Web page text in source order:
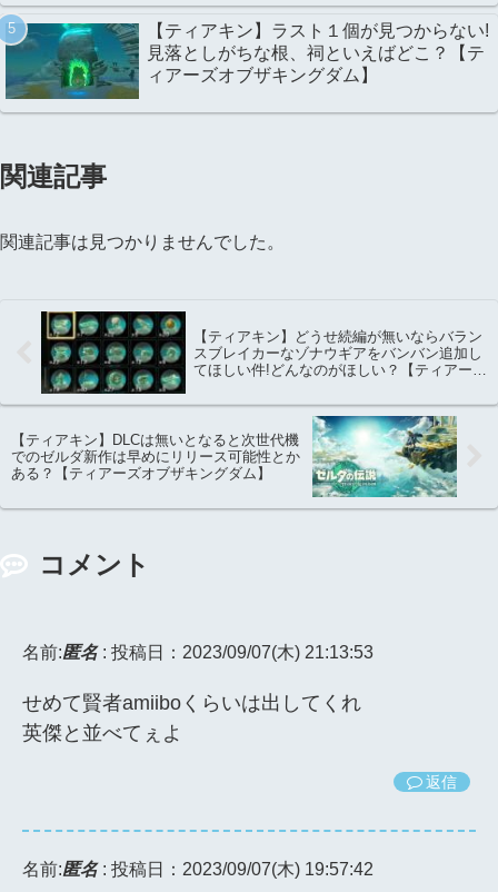
【ティアキン】ラスト１個が見つからない!
見落としがちな根、祠といえばどこ？【テ
ィアーズオブザキングダム】
関連記事
関連記事は見つかりませんでした。
【ティアキン】どうせ続編が無いならバラン
スブレイカーなゾナウギアをバンバン追加し
てほしい件!どんなのがほしい？【ティアーズ
【ティアキン】DLCは無いとなると次世代機
でのゼルダ新作は早めにリリース可能性とか
ある？【ティアーズオブザキングダム】
コメント
名前:匿名: 投稿日：2023/09/07(木) 21:13:53
せめて賢者amiiboくらいは出してくれ
英傑と並べてぇよ
返信
名前:匿名: 投稿日：2023/09/07(木) 19:57:42